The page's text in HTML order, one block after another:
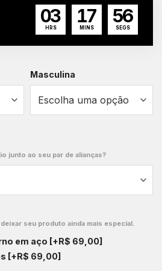
03
HRS
17
MINS
56
SEGS
Masculina
junto ao seu par de alianças?
seu produto ainda mais especial.
em aço [+R$ 69,00]
[+R$ 69,00]